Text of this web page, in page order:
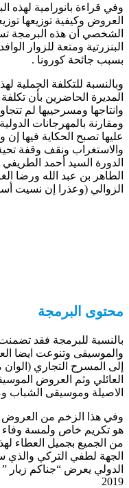
وفي قراءة بانورامية لهذه
العروض وكيفية توزيعها
الشخصي أن هذه البرمجة
البنزرتية ومتعة للزوار
بسبب جائحة كورونا .
وبالنسبة للتكلفة الجملية
المديرة الحاضرين بأن
وانتاجها ومسرحييها لم
ومقارنة بالمهرجانات
عليها تصبح الحكاية فيها
والاستغراب ونقف وقفة
الدورة السيد أحمد
الطاهر بن عبد الله ورضا
الزوالي (وعذرا إن نسيت
محتوى البرمجة
والموسيقى وتنوعت ايضا
إلى المسرح التجاري
العائلي وثم العروض
الاصيلة وموسيقى الشباب
وفي هذا الزخم من العروض
هو تكريم خاص ولمسة وفاء
من الجميع بجميل العطاء
الجهة لطفي التركي
2019